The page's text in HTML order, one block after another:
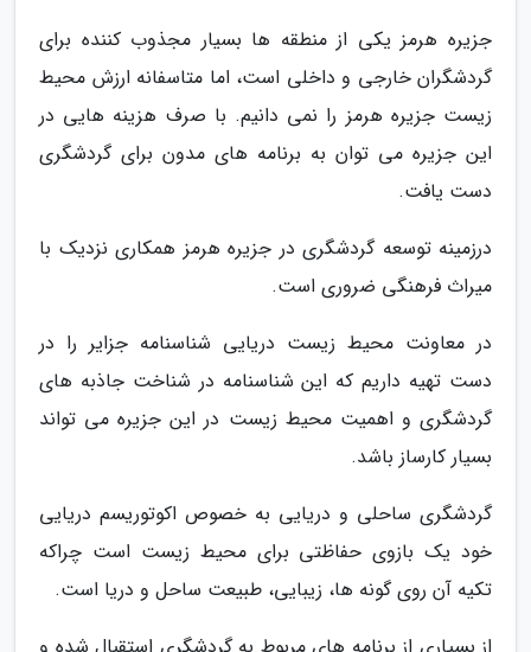
جزیره هرمز یکی از منطقه ها بسیار مجذوب کننده برای
گردشگران خارجی و داخلی است، اما متاسفانه ارزش محیط
زیست جزیره هرمز را نمی دانیم. با صرف هزینه هایی در
این جزیره می توان به برنامه های مدون برای گردشگری
دست یافت.
درزمینه توسعه گردشگری در جزیره هرمز همکاری نزدیک با
میراث فرهنگی ضروری است.
در معاونت محیط زیست دریایی شناسنامه جزایر را در
دست تهیه داریم که این شناسنامه در شناخت جاذبه های
گردشگری و اهمیت محیط زیست در این جزیره می تواند
بسیار کارساز باشد.
گردشگری ساحلی و دریایی به خصوص اکوتوریسم دریایی
خود یک بازوی حفاظتی برای محیط زیست است چراکه
تکیه آن روی گونه ها، زیبایی، طبیعت ساحل و دریا است.